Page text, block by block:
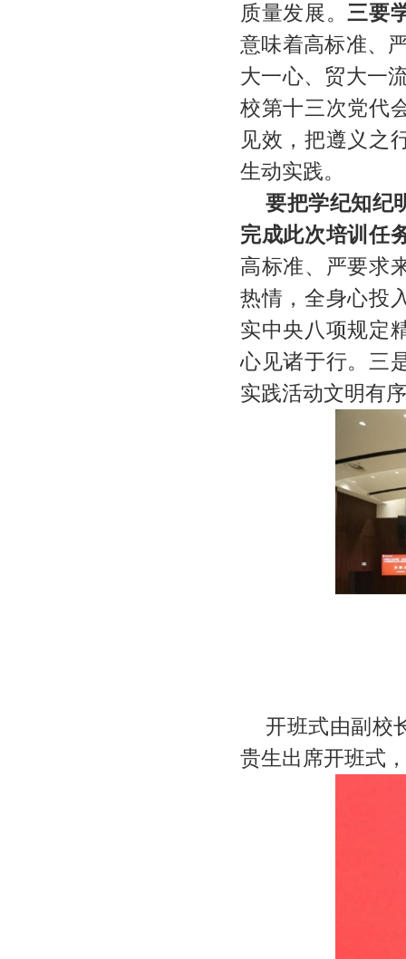
质量发展。三要
意味着高标准、
大一心、贸大一
校第十三次党代
见效，把遵义之
生动实践。
要把学纪知纪
完成此次培训任
高标准、严要求
热情，全身心投
实中央八项规定
心见诸于行。三
实践活动文明有
开班式由副校
贵生出席开班式